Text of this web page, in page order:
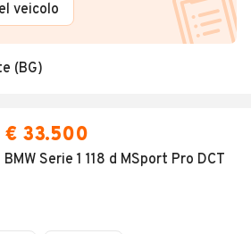
veicolo
(BG)
€ 33.500
BMW Serie 1 118 d MSport Pro DCT